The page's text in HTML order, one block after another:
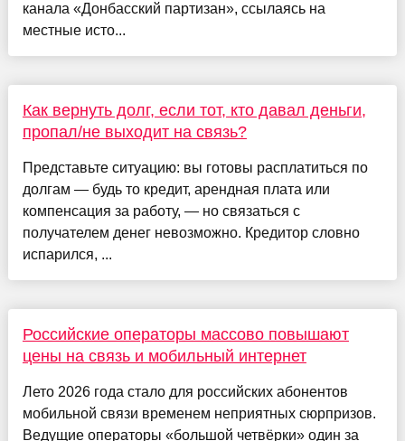
канала «Донбасский партизан», ссылаясь на
местные исто...
Как вернуть долг, если тот, кто давал деньги,
пропал/не выходит на связь?
Представьте ситуацию: вы готовы расплатиться по
долгам — будь то кредит, арендная плата или
компенсация за работу, — но связаться с
получателем денег невозможно. Кредитор словно
испарился, ...
Российские операторы массово повышают
цены на связь и мобильный интернет
Лето 2026 года стало для российских абонентов
мобильной связи временем неприятных сюрпризов.
Ведущие операторы «большой четвёрки» один за